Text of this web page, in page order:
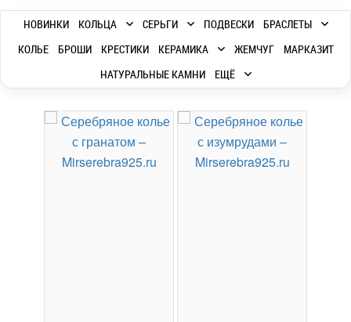
НОВИНКИ КОЛЬЦА СЕРЬГИ ПОДВЕСКИ
БРАСЛЕТЫ
КОЛЬЕ
БРОШИ КРЕСТИКИ КЕРАМИКА ЖЕМЧУГ
МАРКАЗИТ
НАТУРАЛЬНЫЕ КАМНИ
ЕЩЁ